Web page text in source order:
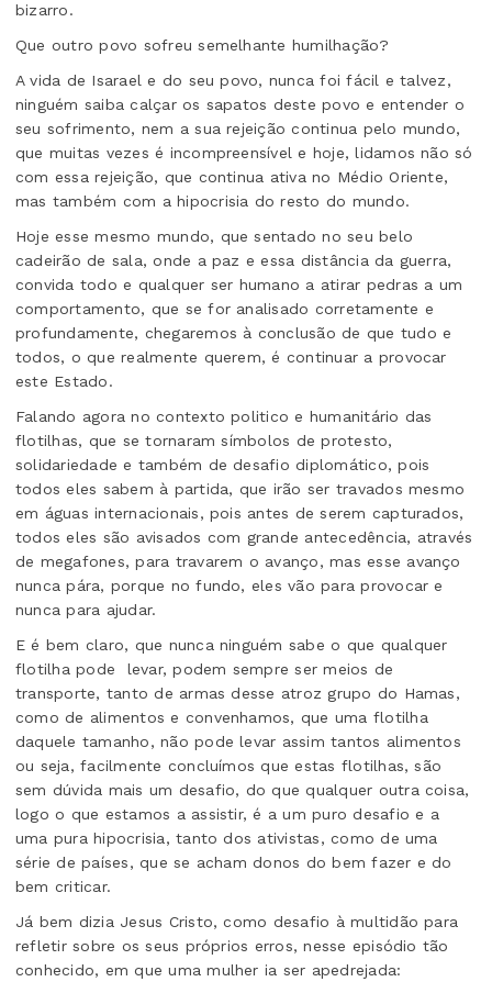
bizarro.
Que outro povo sofreu semelhante humilhação?
A vida de Isarael e do seu povo, nunca foi fácil e talvez,
ninguém saiba calçar os sapatos deste povo e entender o
seu sofrimento, nem a sua rejeição continua pelo mundo,
que muitas vezes é incompreensível e hoje, lidamos não só
com essa rejeição, que continua ativa no Médio Oriente,
mas também com a hipocrisia do resto do mundo.
Hoje esse mesmo mundo, que sentado no seu belo
cadeirão de sala, onde a paz e essa distância da guerra,
convida todo e qualquer ser humano a atirar pedras a um
comportamento, que se for analisado corretamente e
profundamente, chegaremos à conclusão de que tudo e
todos, o que realmente querem, é continuar a provocar
este Estado.
Falando agora no contexto politico e humanitário das
flotilhas, que se tornaram símbolos de protesto,
solidariedade e também de desafio diplomático, pois
todos eles sabem à partida, que irão ser travados mesmo
em águas internacionais, pois antes de serem capturados,
todos eles são avisados com grande antecedência, através
de megafones, para travarem o avanço, mas esse avanço
nunca pára, porque no fundo, eles vão para provocar e
nunca para ajudar.
E é bem claro, que nunca ninguém sabe o que qualquer
flotilha pode
levar, podem sempre ser meios de
transporte, tanto de armas desse atroz grupo do Hamas,
como de alimentos e convenhamos, que uma flotilha
daquele tamanho, não pode levar assim tantos alimentos
ou seja, facilmente concluímos que estas flotilhas, são
sem dúvida mais um desafio, do que qualquer outra coisa,
logo o que estamos a assistir, é a um puro desafio e a
uma pura hipocrisia, tanto dos ativistas, como de uma
série de países, que se acham donos do bem fazer e do
bem criticar.
Já bem dizia Jesus Cristo, como desafio à multidão para
refletir sobre os seus próprios erros, nesse episódio tão
conhecido, em que uma mulher ia ser apedrejada: